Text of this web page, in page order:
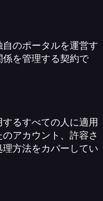
のポータルを運営す
を管理する契約で
るすべての人に適用
アカウント、許容さ
方法をカバーしてい